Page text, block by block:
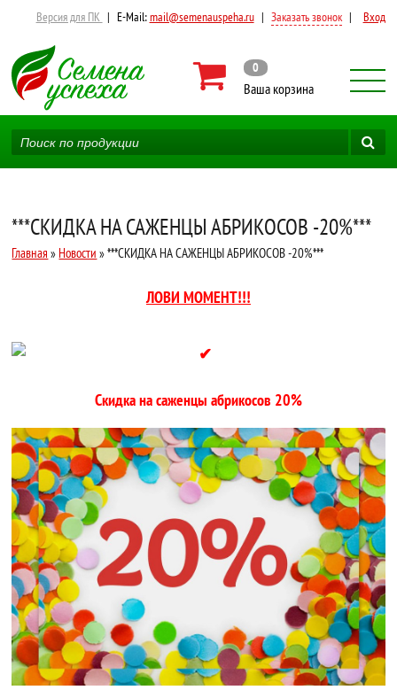
Версия для ПК | E-Mail:mail@semenauspeha.ru | Заказать звонок | Вход
0
Ваша корзина
***СКИДКА НА САЖЕНЦЫ АБРИКОСОВ -20%***
Главная » Новости » ***СКИДКА НА САЖЕНЦЫ АБРИКОСОВ -20%***
ЛОВИ МОМЕНТ!!!
Скидка на саженцы абрикосов 20%